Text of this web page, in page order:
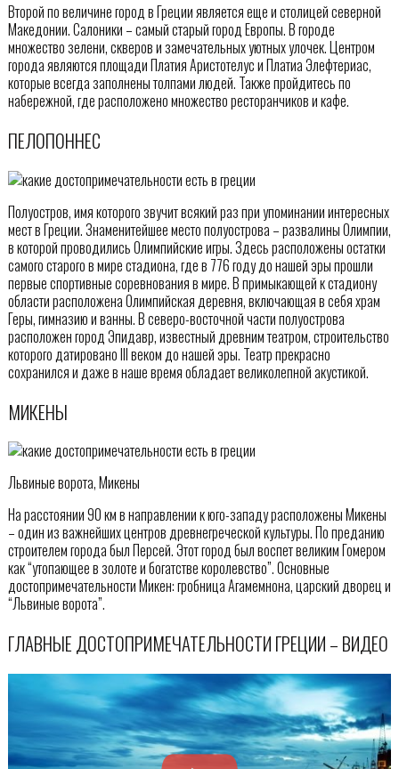
Второй по величине город в Греции является еще и столицей северной
Македонии. Салоники – самый старый город Европы. В городе
множество зелени, скверов и замечательных уютных улочек. Центром
города являются площади Платия Аристотелус и Платиа Элефтериас,
которые всегда заполнены толпами людей. Также пройдитесь по
набережной, где расположено множество ресторанчиков и кафе.
ПЕЛОПОННЕС
Полуостров, имя которого звучит всякий раз при упоминании интересных
мест в Греции. Знаменитейшее место полуострова – развалины Олимпии,
в которой проводились Олимпийские игры. Здесь расположены остатки
самого старого в мире стадиона, где в 776 году до нашей эры прошли
первые спортивные соревнования в мире. В примыкающей к стадиону
области расположена Олимпийская деревня, включающая в себя храм
Геры, гимназию и ванны. В северо-восточной части полуострова
расположен город Эпидавр, известный древним театром, строительство
которого датировано III веком до нашей эры. Театр прекрасно
сохранился и даже в наше время обладает великолепной акустикой.
МИКЕНЫ
Львиные ворота, Микены
На расстоянии 90 км в направлении к юго-западу расположены Микены
– один из важнейших центров древнегреческой культуры. По преданию
строителем города был Персей. Этот город был воспет великим Гомером
как “утопающее в золоте и богатстве королевство”. Основные
достопримечательности Микен: гробница Агамемнона, царский дворец и
“Львиные ворота”.
ГЛАВНЫЕ ДОСТОПРИМЕЧАТЕЛЬНОСТИ ГРЕЦИИ – ВИДЕО